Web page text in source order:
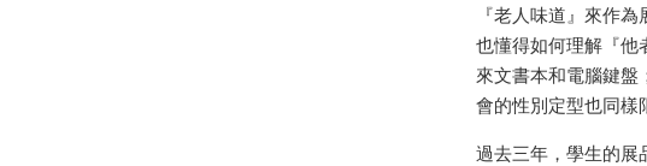
『老人味道』來作
也懂得如何理解『他
來文書本和電腦鍵盤
會的性別定型也同樣
過去三年，學生的展